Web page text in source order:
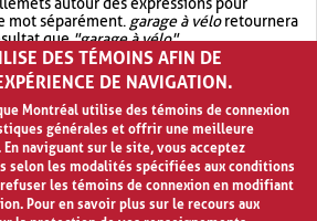
mot séparément. garage à véloretournera
que"garage à vélo".
votre recherche avec OR.garage OR vélo
plus de résultat quegarage à vélo
DES TÉMOINS AFIN DE
DE NAVIGATION.
Montréal utilise des témoins de connexion
générales et offrir une meilleure
naviguant sur le site, vous acceptez
selon les modalités spécifiées aux conditions
les témoins de connexion en modifiant
Pour en savoir plus sur le recours aux